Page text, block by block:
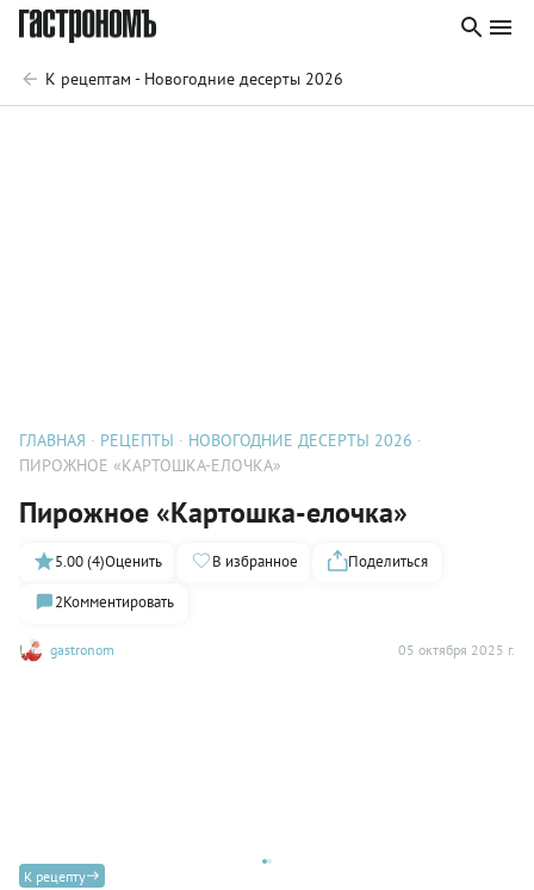
К рецептам - Новогодние десерты 2026
ГЛАВНАЯ РЕЦЕПТЫ
НОВОГОДНИЕ ДЕСЕРТЫ 2026
ПИРОЖНОЕ «КАРТОШКА-ЕЛОЧКА»
Пирожное «Картошка-елочка»
gastronom 05 октября 2025 г.
5.00 (4)Оценить В избранное
Поделиться
2Комментировать
К рецепту